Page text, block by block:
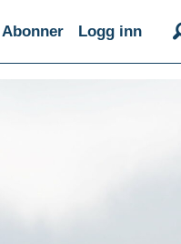
Abonner Logg inn